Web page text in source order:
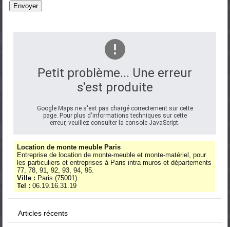
Petit problème... Une erreur
s'est produite
Google Maps ne s'est pas chargé correctement sur cette
page. Pour plus d'informations techniques sur cette
erreur, veuillez consulter la console JavaScript.
Location de monte meuble Paris
Entreprise de location de monte-meuble et monte-matériel, pour
les particuliers et entreprises à Paris intra muros et départements
77, 78, 91, 92, 93, 94, 95.
Ville : Paris (75001).
Tel :06.19.16.31.19
Articles récents